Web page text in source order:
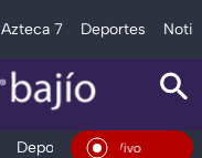
Azteca 7 Deportes
Deportes Espectáculos
En Vivo